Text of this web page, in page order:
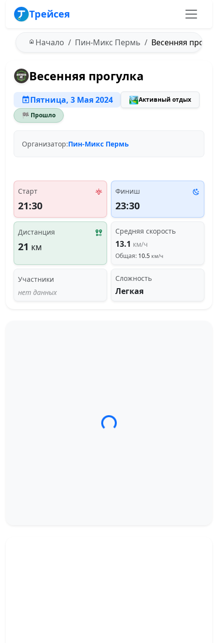
Трейсея
Начало Пин-Микс Пермь Весенняя
Весенняя прогулка
Пятница, 3 Мая 2024 🏞️Активный отдых
🏁 Прошло
Организатор:Пин-Микс Пермь
Старт
21:30
Финиш
23:30
Дистанция
21 км
Средняя скорость
13.1 км/ч
Общая: 10.5 км/ч
Участники
нет данных
Сложность
Легкая
Загрузка трека...